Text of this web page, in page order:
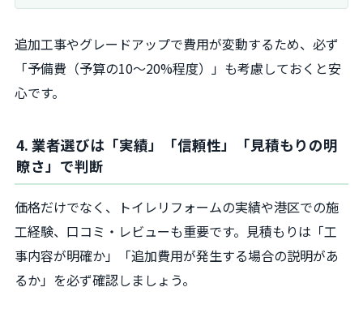
追加工事やグレードアップで費用が変動するため、必ず
「予備費（予算の10〜20%程度）」も考慮しておくと安
心です。
4. 業者選びは「実績」「信頼性」「見積もりの明
瞭さ」で判断
価格だけでなく、トイレリフォームの実績や港区での施
工経験、口コミ・レビューも重要です。見積もりは「工
事内容が明確か」「追加費用が発生する場合の説明があ
るか」を必ず確認しましょう。